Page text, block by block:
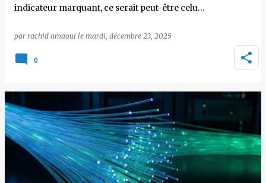
indicateur marquant, ce serait peut-être celu…
par rachid amaoui le mardi, décembre 23, 2025
0